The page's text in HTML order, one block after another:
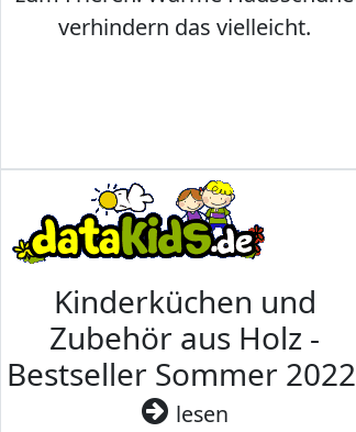
verhindern das vielleicht.
Kinderküchen und
Zubehör aus Holz -
Bestseller Sommer 2022
lesen